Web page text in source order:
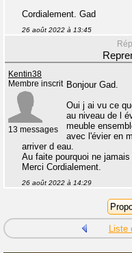
Cordialement. Gad
26 août 2022 à 13:45
Kentin38
Membre inscrit
13 messages
Bonjour Gad.
Oui j ai vu ce
au niveau de l
meuble
avec l'évier en
arriver d eau.
Au faite pourquoi ne
Merci Cordialement.
26 août 2022 à 14:29
Liste